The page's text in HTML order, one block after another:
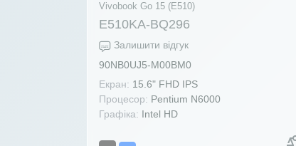
Vivobook Go 15 (E510)
E510KA-BQ296
Залишити відгук
90NB0UJ5-M00BM0
Екран: 15.6" FHD IPS
Процесор: Pentium N6000
Графіка: Intel HD